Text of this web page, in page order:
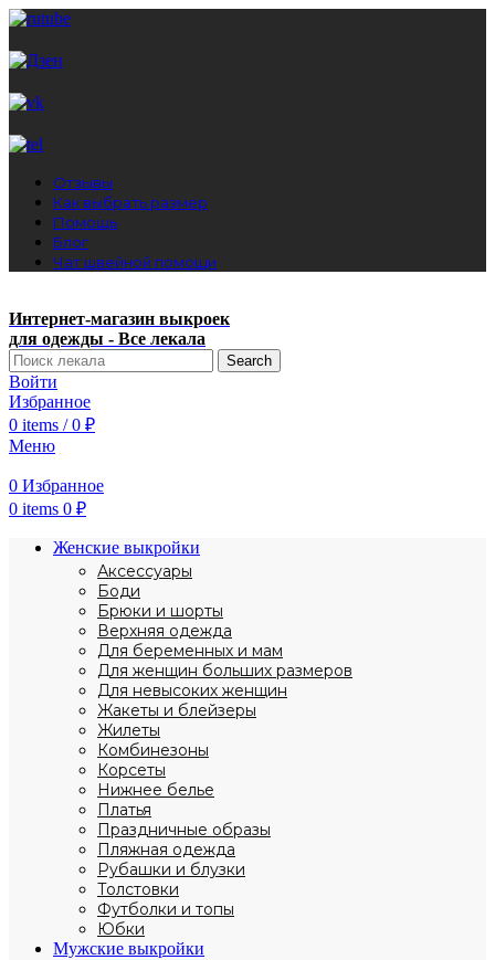
Отзывы
Как выбрать размер
Помощь
Блог
Чат швейной помощи
Интернет-магазин выкроек
для одежды - Все лекала
Search
Войти
Избранное
0 items / 0 ₽
Меню
0 Избранное
0 items 0 ₽
Женские выкройки
Аксессуары
Боди
Брюки и шорты
Верхняя одежда
Для беременных и мам
Для женщин больших размеров
Для невысоких женщин
Жакеты и блейзеры
Жилеты
Комбинезоны
Корсеты
Нижнее белье
Платья
Праздничные образы
Пляжная одежда
Рубашки и блузки
Толстовки
Футболки и топы
Юбки
Мужские выкройки